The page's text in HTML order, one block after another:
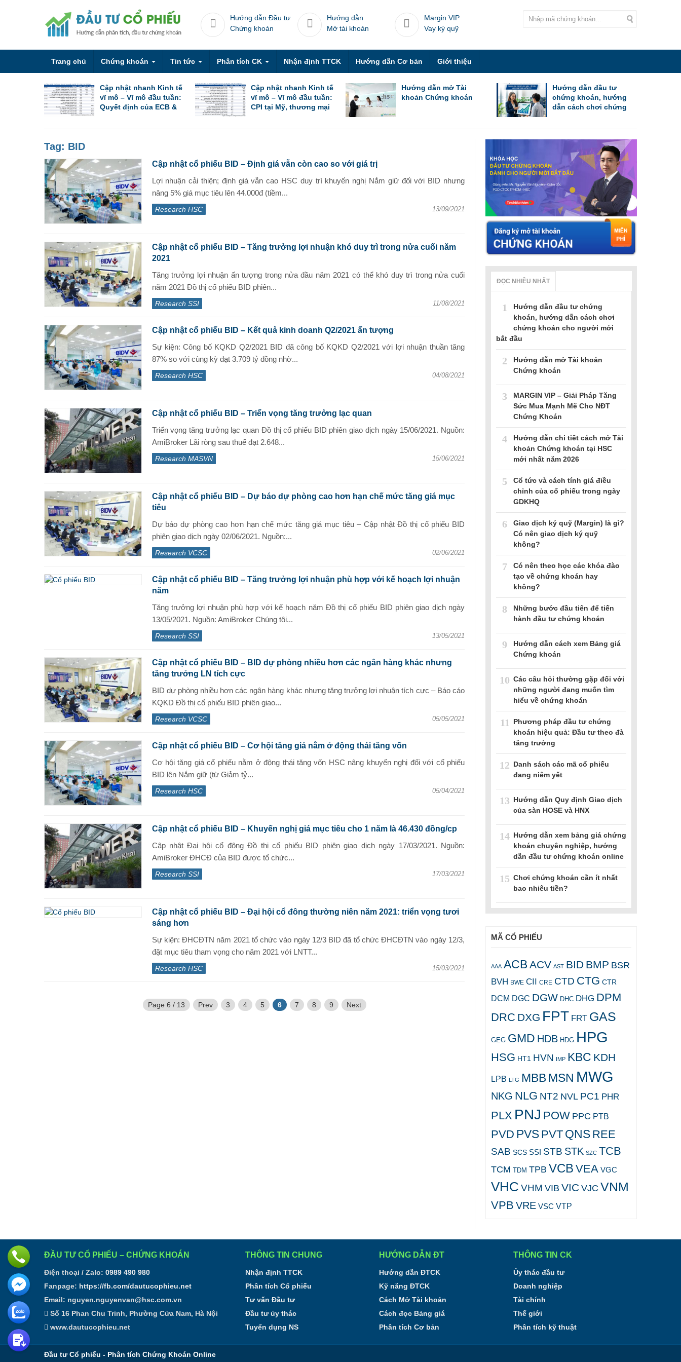
Hướng dẫn Đầu tư
Chứng khoán
Hướng dẫn
Mở tài khoản
Margin VIP
Vay ký quỹ
Trang chủ Chứng khoán Tin tức Phân tích CK Nhận định TTCK Hướng dẫn Cơ bản Giới thiệu
Cập nhật nhanh Kinh tế
vĩ mô – Vĩ mô đầu tuần:
Quyết định của ECB &
Cập nhật nhanh Kinh tế
vĩ mô – Vĩ mô đầu tuần:
CPI tại Mỹ, thương mại
Hướng dẫn mở Tài
khoản Chứng khoán
Hướng dẫn đầu tư
chứng khoán, hướng
dẫn cách chơi chứng
Tag: BID
Cập nhật cổ phiếu BID – Định giá vẫn còn cao so với giá trị
Lợi nhuận cải thiện; định giá vẫn cao HSC duy trì khuyến nghị Nắm giữ đối với BID nhưng
nâng 5% giá mục tiêu lên 44.000đ (tiềm...
Research HSC 13/09/2021
Cập nhật cổ phiếu BID – Tăng trưởng lợi nhuận khó duy trì trong nửa cuối năm
2021
Tăng trưởng lợi nhuận ấn tượng trong nửa đầu năm 2021 có thể khó duy trì trong nửa cuối
năm 2021 Đồ thị cổ phiếu BID phiên...
Research SSI 11/08/2021
Cập nhật cổ phiếu BID – Kết quả kinh doanh Q2/2021 ấn tượng
Sự kiện: Công bố KQKD Q2/2021 BID đã công bố KQKD Q2/2021 với lợi nhuận thuần tăng
87% so với cùng kỳ đạt 3.709 tỷ đồng nhờ...
Research HSC 04/08/2021
Cập nhật cổ phiếu BID – Triển vọng tăng trưởng lạc quan
Triển vọng tăng trưởng lạc quan Đồ thị cổ phiếu BID phiên giao dịch ngày 15/06/2021. Nguồn:
AmiBroker Lãi ròng sau thuế đạt 2.648...
Research MASVN 15/06/2021
Cập nhật cổ phiếu BID – Dự báo dự phòng cao hơn hạn chế mức tăng giá mục
tiêu
Dự báo dự phòng cao hơn hạn chế mức tăng giá mục tiêu – Cập nhật Đồ thị cổ phiếu BID
phiên giao dịch ngày 02/06/2021. Nguồn:...
Research VCSC 02/06/2021
Cập nhật cổ phiếu BID – Tăng trưởng lợi nhuận phù hợp với kế hoạch lợi nhuận
năm
Tăng trưởng lợi nhuận phù hợp với kế hoạch năm Đồ thị cổ phiếu BID phiên giao dịch ngày
13/05/2021. Nguồn: AmiBroker Chúng tôi...
Research SSI 13/05/2021
Cập nhật cổ phiếu BID – BID dự phòng nhiều hơn các ngân hàng khác nhưng
tăng trưởng LN tích cực
BID dự phòng nhiều hơn các ngân hàng khác nhưng tăng trưởng lợi nhuận tích cực – Báo cáo
KQKD Đồ thị cổ phiếu BID phiên giao...
Research VCSC 05/05/2021
Cập nhật cổ phiếu BID – Cơ hội tăng giá nằm ở động thái tăng vốn
Cơ hội tăng giá cổ phiếu nằm ở động thái tăng vốn HSC nâng khuyến nghị đối với cổ phiếu
BID lên Nắm giữ (từ Giảm tỷ...
Research HSC 05/04/2021
Cập nhật cổ phiếu BID – Khuyến nghị giá mục tiêu cho 1 năm là 46.430 đồng/cp
Cập nhật Đại hội cổ đông Đồ thị cổ phiếu BID phiên giao dịch ngày 17/03/2021. Nguồn:
AmiBroker ĐHCĐ của BID được tổ chức...
Research SSI 17/03/2021
Cập nhật cổ phiếu BID – Đại hội cổ đông thường niên năm 2021: triển vọng tươi
sáng hơn
Sự kiện: ĐHCĐTN năm 2021 tổ chức vào ngày 12/3 BID đã tổ chức ĐHCĐTN vào ngày 12/3,
đặt mục tiêu tham vọng cho năm 2021 với LNTT...
Research HSC 15/03/2021
Page 6 / 13 Prev 3 4 5 6 7 8 9 Next
ĐỌC NHIỀU NHẤT
1
Hướng dẫn đầu tư chứng
khoán, hướng dẫn cách chơi
chứng khoán cho người mới
bắt đầu
2
Hướng dẫn mở Tài khoản
Chứng khoán
3
MARGIN VIP – Giải Pháp Tăng
Sức Mua Mạnh Mẽ Cho NĐT
Chứng Khoán
4
Hướng dẫn chi tiết cách mở Tài
khoản Chứng khoán tại HSC
mới nhất năm 2026
5
Cổ tức và cách tính giá điều
chỉnh của cổ phiếu trong ngày
GDKHQ
6
Giao dịch ký quỹ (Margin) là gì?
Có nên giao dịch ký quỹ
không?
7
Có nên theo học các khóa đào
tạo về chứng khoán hay
không?
8
Những bước đầu tiên để tiến
hành đầu tư chứng khoán
9
Hướng dẫn cách xem Bảng giá
Chứng khoán
10 Các câu hỏi thường gặp đối với
những người đang muốn tìm
hiểu về chứng khoán
11
Phương pháp đầu tư chứng
khoán hiệu quả: Đầu tư theo đà
tăng trưởng
12 Danh sách các mã cổ phiếu
đang niêm yết
13 Hướng dẫn Quy định Giao dịch
của sàn HOSE và HNX
14 Hướng dẫn xem bảng giá chứng
khoán chuyên nghiệp, hướng
dẫn đầu tư chứng khoán online
15 Chơi chứng khoán cần ít nhất
bao nhiêu tiền?
MÃ CỔ PHIẾU
AAA ACB ACV AST BID BMP BSR
BVH BWE CII CRE CTD CTG CTR
DCM DGC DGW DHC DHG DPM
DRC DXG FPT FRT GAS
GEG GMD HDB HDG HPG
HSG HT1 HVN IMP KBC KDH
LPB LTG MBBMSN MWG
NKG NLG NT2 NVL PC1 PHR
PLX PNJ POW PPC PTB
PVD PVS PVT QNS REE
SAB SCS SSI STB STK SZC TCB
TCM TDM TPB VCB VEA VGC
VHC VHM VIB VICVJC VNM
VPB VRE VSC VTP
ĐẦU TƯ CỔ PHIẾU – CHỨNG KHOÁN
Điện thoại / Zalo: 0989 490 980
Fanpage: https://fb.com/dautucophieu.net
Email: nguyen.nguyenvan@hsc.com.vn
Số 16 Phan Chu Trinh, Phường Cửa Nam, Hà Nội
www.dautucophieu.net
THÔNG TIN CHUNG
Nhận định TTCK
Phân tích Cổ phiếu
Tư vấn Đầu tư
Đầu tư ủy thác
Tuyển dụng NS
HƯỚNG DẪN ĐT
Hướng dẫn ĐTCK
Kỹ năng ĐTCK
Cách Mở Tài khoản
Cách đọc Bảng giá
Phân tích Cơ bản
THÔNG TIN CK
Ủy thác đầu tư
Doanh nghiệp
Tài chính
Thế giới
Phân tích kỹ thuật
Đầu tư Cổ phiếu - Phân tích Chứng Khoán Online